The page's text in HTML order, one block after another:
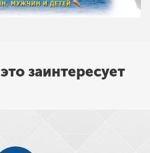
заинтересует